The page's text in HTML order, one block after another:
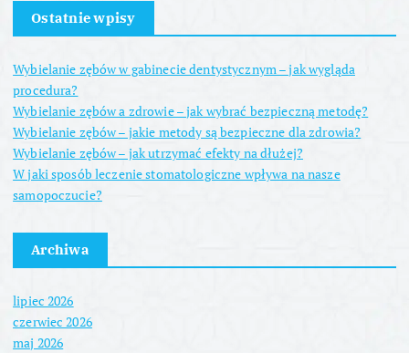
Ostatnie wpisy
Wybielanie zębów w gabinecie dentystycznym – jak wygląda
procedura?
Wybielanie zębów a zdrowie – jak wybrać bezpieczną metodę?
Wybielanie zębów – jakie metody są bezpieczne dla zdrowia?
Wybielanie zębów – jak utrzymać efekty na dłużej?
W jaki sposób leczenie stomatologiczne wpływa na nasze
samopoczucie?
Archiwa
lipiec 2026
czerwiec 2026
maj 2026